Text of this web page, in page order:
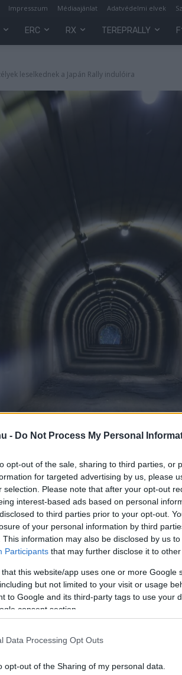
- Do Not Process My Personal
opt-out of the sale, sharing to third parties, or
for targeted advertising by us, please
selection. Please note that after your opt-out
interest-based ads based on personal
to third parties prior to your opt-out.
of your personal information by third
This information may also be disclosed by us
Participants that may further disclose it to
that this website/app uses one or more Google
but not limited to your visit or usage
to Google and its third-party tags to use your
consent section.
Data Processing Opt Outs
opt-out of the Sharing of my personal data.
Impresszum Médiaajánlat Adatvédelmi elvek
ERC RX TEREPRALLY
leselkednek a Japán Rally indulóira
Japán
X Pinterest WhatsApp
szakaszt, melynek része az Isegami